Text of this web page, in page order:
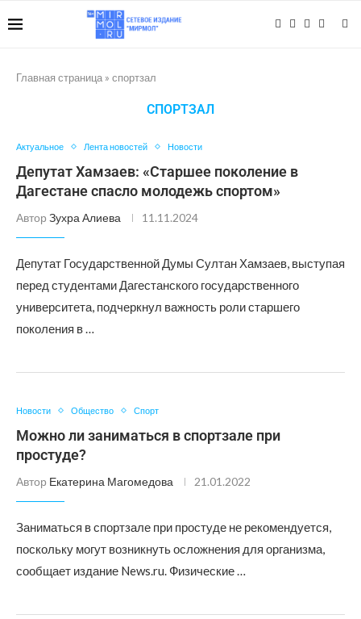
Главная страница » спортзал
СПОРТЗАЛ
Актуальное Лента новостей Новости
Депутат Хамзаев: «Старшее поколение в
Дагестане спасло молодежь спортом»
Автор Зухра Алиева 11.11.2024
Депутат Государственной Думы Султан Хамзаев, выступая
перед студентами Дагестанского государственного
университета, подчеркнул важность роли старшего
поколения в …
Новости Общество Спорт
Можно ли заниматься в спортзале при
простуде?
Автор Екатерина Магомедова 21.01.2022
Заниматься в спортзале при простуде не рекомендуется,
поскольку могут возникнуть осложнения для организма,
сообщает издание News.ru. Физические …